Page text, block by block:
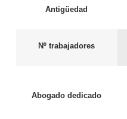
Antigüedad
Nº trabajadores
Abogado dedicado